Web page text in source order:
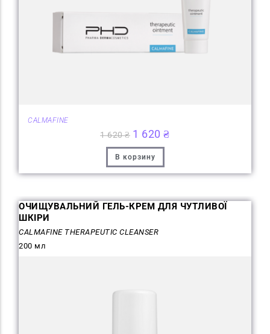
CALMAFINE
1 620₴ 1 620₴
В корзину
ОЧИЩУВАЛЬНИЙ ГЕЛЬ-КРЕМ ДЛЯ ЧУТЛИВОЇ
ШКІРИ
CALMAFINE THERAPEUTIC CLEANSER
200 мл